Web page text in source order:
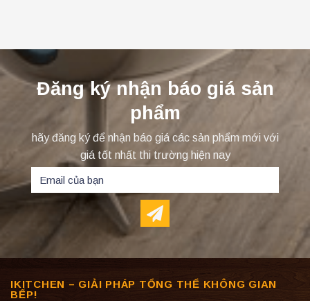
Đăng ký nhận báo giá sản
phẩm
hãy đăng ký để nhận báo giá các sản phẩm mới với
giá tốt nhất thi trường hiện nay
IKITCHEN – GIẢI PHÁP TỔNG THỂ KHÔNG GIAN
BẾP!